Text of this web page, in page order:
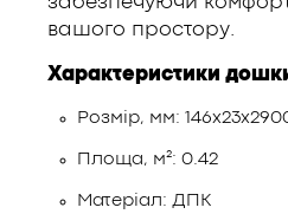
вашого простору.
Характеристики
Розмір, мм:
Площа, м²: 0.42
Матеріал: ДПК